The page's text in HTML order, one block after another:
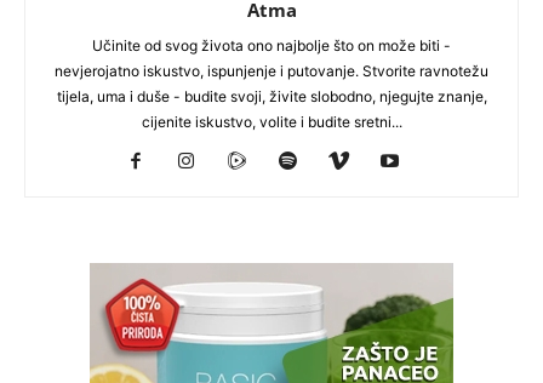
Atma
Učinite od svog života ono najbolje što on može biti -
nevjerojatno iskustvo, ispunjenje i putovanje. Stvorite ravnotežu
tijela, uma i duše - budite svoji, živite slobodno, njegujte znanje,
cijenite iskustvo, volite i budite sretni...